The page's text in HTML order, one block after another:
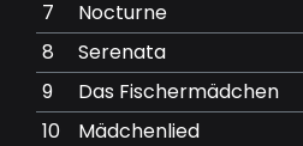
7
Nocturne
8
Serenata
9
Das Fischermädchen
10
Mädchenlied